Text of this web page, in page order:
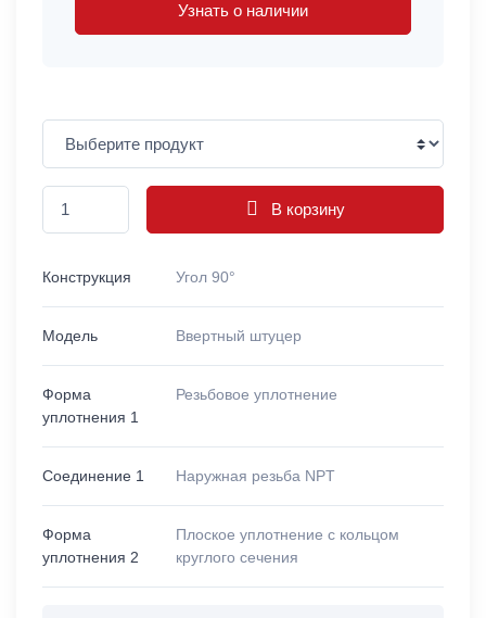
Узнать о наличии
В корзину
Конструкция Угол 90°
Модель Ввертный штуцер
Форма
уплотнения 1
Резьбовое уплотнение
Соединение 1 Наружная резьба NPT
Форма
уплотнения 2
Плоское уплотнение с кольцом
круглого сечения